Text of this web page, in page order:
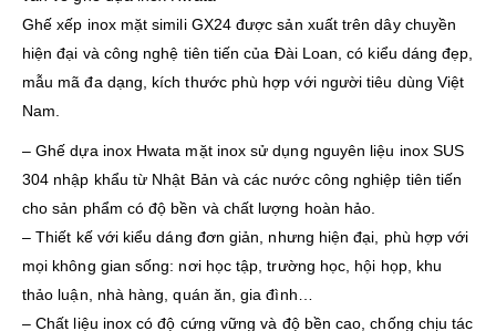
Ghế xếp inox mặt simili GX24 được sản xuất trên dây chuyền
hiện đại và công nghệ tiên tiến của Đài Loan, có kiểu dáng đẹp,
mẫu mã đa dạng, kích thước phù hợp với người tiêu dùng Việt
Nam.
– Ghế dựa inox Hwata mặt inox sử dụng nguyên liệu inox SUS
304 nhập khẩu từ Nhật Bản và các nước công nghiệp tiên tiến
cho sản phẩm có độ bền và chất lượng hoàn hảo.
– Thiết kế với kiểu dáng đơn giản, nhưng hiện đại, phù hợp với
mọi không gian sống: nơi học tập, trường học, hội họp, khu
thảo luận, nhà hàng, quán ăn, gia đình…
– Chất liệu inox có độ cứng vững và độ bền cao, chống chịu tác